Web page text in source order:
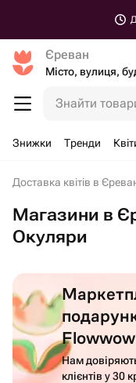
Єреван
Місто, вулиця,
Знайти
Знижки Тренди
Доставка квітів в
Магазини в
Окуляри
Flowwow
Нам
клієнтів у 30